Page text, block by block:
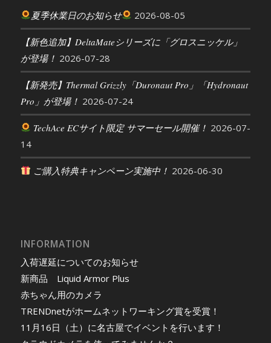
夏季休業日のお知らせ 2026-08-05
【新色追加】DeltaMateシリーズに「グロスニッケル」
が登場！ 2026-07-28
【新発売】Thermal Grizzly「Duronaut Pro」「Hydronaut
Pro」が登場！ 2026-07-24
TechAce ECサイト限定 サマーセール開催！ 2026-07-
14
ご購入特典キャンペーン実施中！ 2026-06-30
INFORMATION
入荷遅延についてのお知らせ
新商品 Liquid Armor Plus
赤ちゃん用のカメラ
TRENDnetがホームネットワーキング賞を受賞！
11月16日（土）に名古屋でイベントを行います！